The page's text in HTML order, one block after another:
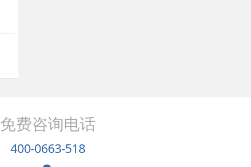
免费咨询电话
400-0663-518